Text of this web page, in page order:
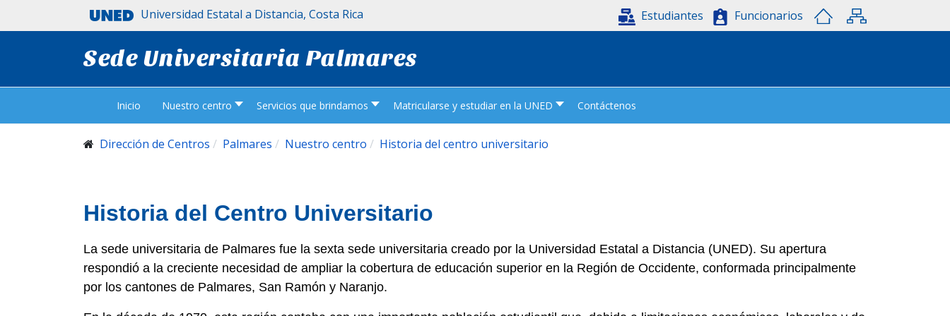
Universidad Estatal a Distancia, Costa Rica Estudiantes Funcionarios
Sede Universitaria Palmares
Inicio Nuestro centro Servicios que brindamos Matricularse y estudiar en la UNED Contáctenos
Dirección de Centros Palmares Nuestro centro Historia del centro universitario
Historia del Centro Universitario
La sede universitaria de Palmares fue la sexta sede universitaria creado por la Universidad Estatal a Distancia (UNED). Su apertura
respondió a la creciente necesidad de ampliar la cobertura de educación superior en la Región de Occidente, conformada principalmente
por los cantones de Palmares, San Ramón y Naranjo.